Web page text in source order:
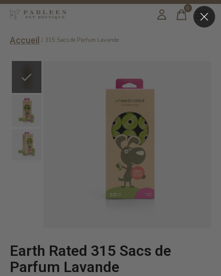
0items
Accueil / 315 Sacs de Parfum Lavande
Earth Rated 315 Sacs de
Parfum Lavande